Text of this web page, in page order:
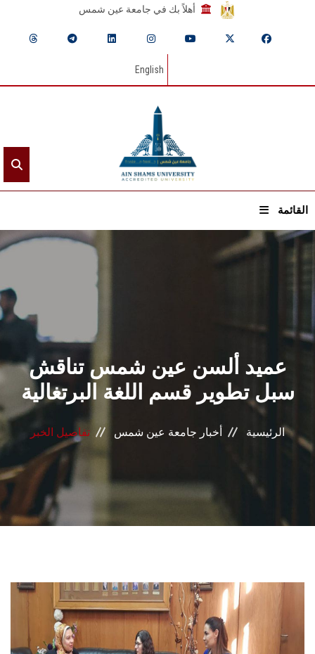
أهلاً بك في جامعة عين شمس
English
القائمة
الرئيسيـة
عن الجامعة
القطاعـات
الشئون الأكاديمية
البحث العلمي
الرعاية الصحية
المراكز والوحدات
الأنظمة الذكية
تواصل معنا
الطلاب
عميد ألسن عين شمس تناقش
سبل تطوير قسم اللغة البرتغالية
الرئيسية أخبار جامعة عين شمس تفاصيل الخبر